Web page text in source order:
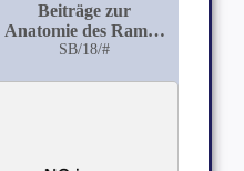
Beiträge zur
Anatomie des Ramus
maxillaris Nervi
SB/18/#